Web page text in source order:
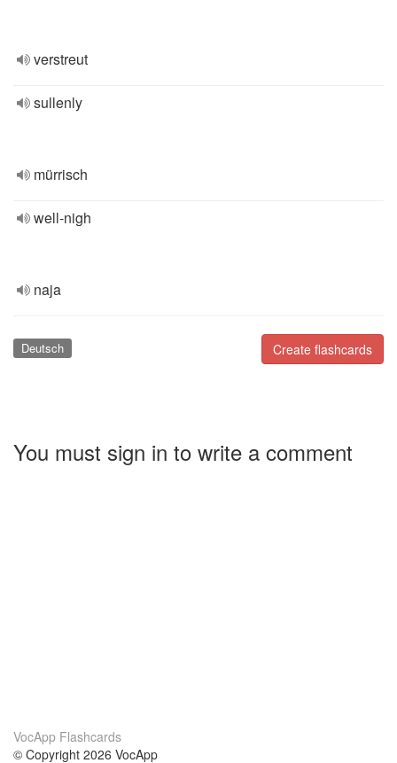
verstreut
sullenly
mürrisch
well-nigh
naja
Create flashcards
Deutsch
You must sign in to write a comment
VocApp Flashcards
© Copyright 2026 VocApp